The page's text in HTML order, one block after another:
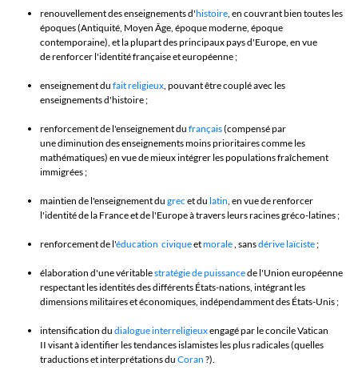
renouvellement des enseignements d'histoire, en couvrant bien toutes les
époques (Antiquité, Moyen Âge, époque moderne, époque
contemporaine), et la plupart des principaux pays d'Europe, en vue
de renforcer l'identité française et européenne ;
enseignement du fait religieux, pouvant être couplé avec les
enseignements d'histoire ;
renforcement de l'enseignement du français(compensé par
une diminution des enseignements moins prioritaires comme les
mathématiques) en vue de mieux intégrer les populations fraîchement
immigrées ;
maintien de l'enseignement du grec et du latin, en vue de renforcer
l'identité de la France et de l'Europe à travers leurs racines gréco-latines ;
renforcement de l'éducation civiqueetmorale, sansdérive laïciste;
élaboration d'une véritablestratégie de puissancede l'Union européenne
respectant les identités des différents États-nations, intégrant les
dimensions militaires et économiques, indépendamment des États-Unis ;
intensification du dialogue interreligieuxengagé par le concile Vatican
II visant à identifier les tendances islamistes les plus radicales (quelles
traductions et interprétations du Coran ?).